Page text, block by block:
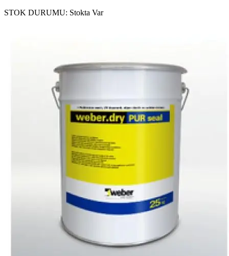
STOK DURUMU: Stokta Var